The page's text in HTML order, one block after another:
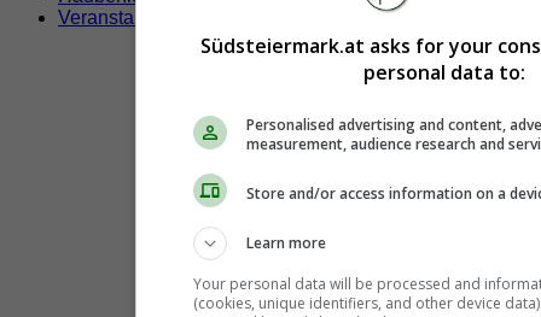
Veranstaltungen
Südsteiermark.at asks for your
personal data to:
Personalised advertising and content,
measurement, audience research and
Store and/or access information on a
Learn more
Your personal data will be processed and
(cookies, unique identifiers, and other device